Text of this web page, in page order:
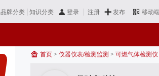
品牌分类 知识分类 登录 注册 发布 移动
首页 > 仪器仪表/检测监测 > 可燃气体检测仪